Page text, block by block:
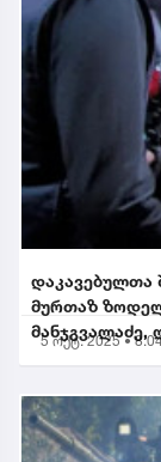
დაკავებულთა
მურთაზ
მანჯგვალაძე,
5 ოქტ. 2025 •